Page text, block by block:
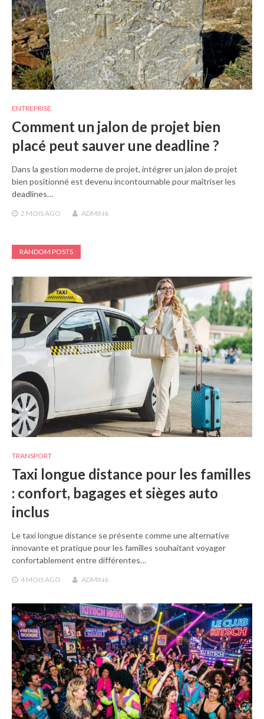
ENTREPRISE
Comment un jalon de projet bien
placé peut sauver une deadline ?
Dans la gestion moderne de projet, intégrer un jalon de projet
bien positionné est devenu incontournable pour maîtriser les
deadlines…
2 MOISAGO ADMIN6
RANDOM POSTS
TRANSPORT
Taxi longue distance pour les familles
: confort, bagages et sièges auto
inclus
Le taxi longue distance se présente comme une alternative
innovante et pratique pour les familles souhaitant voyager
confortablement entre différentes…
4 MOISAGO ADMIN6